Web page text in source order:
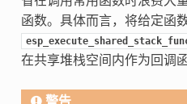
函数。具体而言，将给定函
在共享堆栈空间内作为回调